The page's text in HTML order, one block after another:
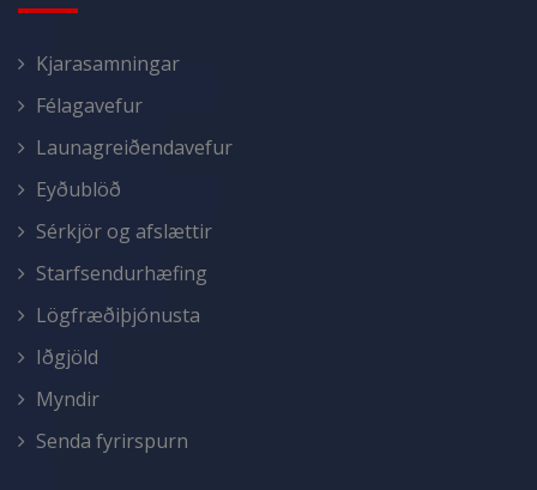
Kjarasamningar
Félagavefur
Launagreiðendavefur
Eyðublöð
Sérkjör og afslættir
Starfsendurhæfing
Lögfræðiþjónusta
Iðgjöld
Myndir
Senda fyrirspurn